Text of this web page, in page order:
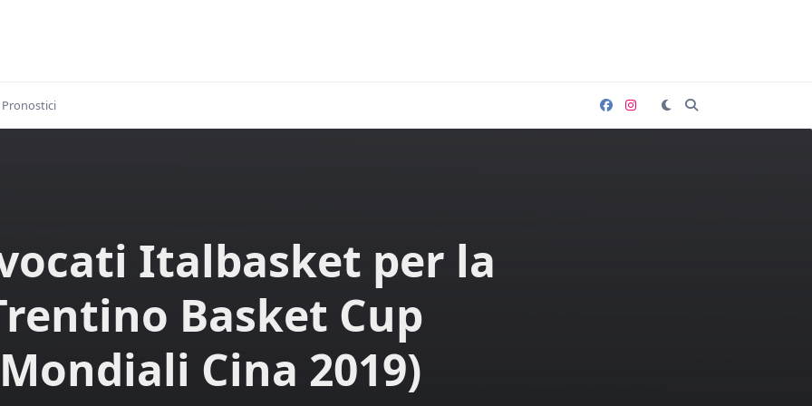
Pronostici
Italbasket per la
Basket Cup
Cina 2019)